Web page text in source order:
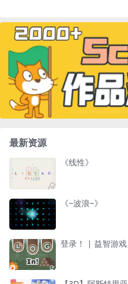
最新资源
《线性》
《~波浪~》
登录！ | 益智游戏